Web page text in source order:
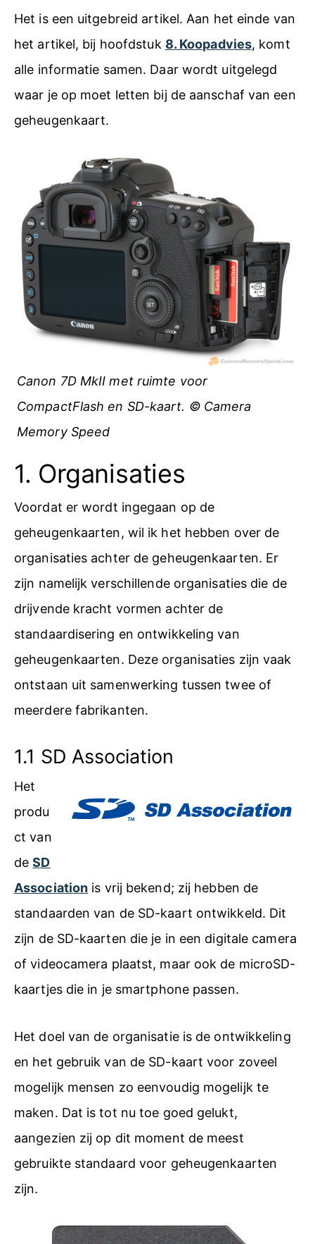
Het is een uitgebreid artikel. Aan het einde van
het artikel, bij hoofdstuk 8. Koopadvies, komt
alle informatie samen. Daar wordt uitgelegd
waar je op moet letten bij de aanschaf van een
geheugenkaart.
Canon 7D MkII met ruimte voor
CompactFlash en SD-kaart. © Camera
Memory Speed
1. Organisaties
Voordat er wordt ingegaan op de
geheugenkaarten, wil ik het hebben over de
organisaties achter de geheugenkaarten. Er
zijn namelijk verschillende organisaties die de
drijvende kracht vormen achter de
standaardisering en ontwikkeling van
geheugenkaarten. Deze organisaties zijn vaak
ontstaan uit samenwerking tussen twee of
meerdere fabrikanten.
1.1 SD Association
Het
produ
ct van
deSD
Association is vrij bekend; zij hebben de
standaarden van de SD-kaart ontwikkeld. Dit
zijn de SD-kaarten die je in een digitale camera
of videocamera plaatst, maar ook de microSD-
kaartjes die in je smartphone passen.
Het doel van de organisatie is de ontwikkeling
en het gebruik van de SD-kaart voor zoveel
mogelijk mensen zo eenvoudig mogelijk te
maken. Dat is tot nu toe goed gelukt,
aangezien zij op dit moment de meest
gebruikte standaard voor geheugenkaarten
zijn.